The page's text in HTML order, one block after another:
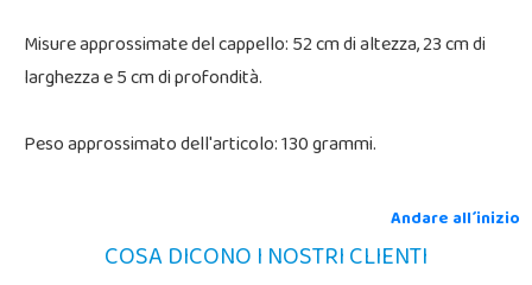
Misure approssimate del cappello: 52 cm di altezza, 23 cm di
larghezza e 5 cm di profondità.
Peso approssimato dell'articolo: 130 grammi.
Andare all´inizio
COSA DICONO I NOSTRI CLIENTI